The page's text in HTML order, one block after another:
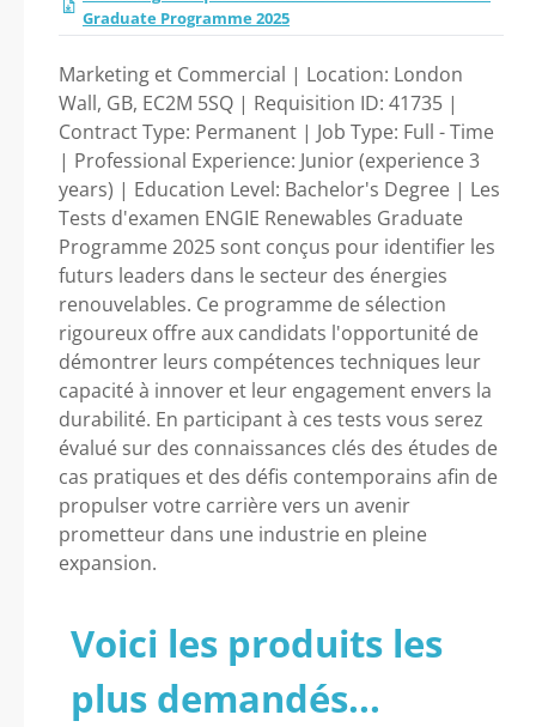
Graduate Programme 2025
Marketing et Commercial | Location: London
Wall, GB, EC2M 5SQ | Requisition ID: 41735 |
Contract Type: Permanent | Job Type: Full - Time
| Professional Experience: Junior (experience 3
years) | Education Level: Bachelor's Degree | Les
Tests d'examen ENGIE Renewables Graduate
Programme 2025 sont conçus pour identifier les
futurs leaders dans le secteur des énergies
renouvelables. Ce programme de sélection
rigoureux offre aux candidats l'opportunité de
démontrer leurs compétences techniques leur
capacité à innover et leur engagement envers la
durabilité. En participant à ces tests vous serez
évalué sur des connaissances clés des études de
cas pratiques et des défis contemporains afin de
propulser votre carrière vers un avenir
prometteur dans une industrie en pleine
expansion.
Voici les produits les
plus demandés...